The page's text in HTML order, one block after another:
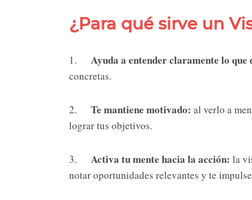
¿Para qué sirve un
1. Ayuda a entender claramente lo que
concretas.
2. Te mantiene motivado: al verlo a
lograr tus objetivos.
3. Activa tu mente hacia la acción: la
notar oportunidades relevantes y te